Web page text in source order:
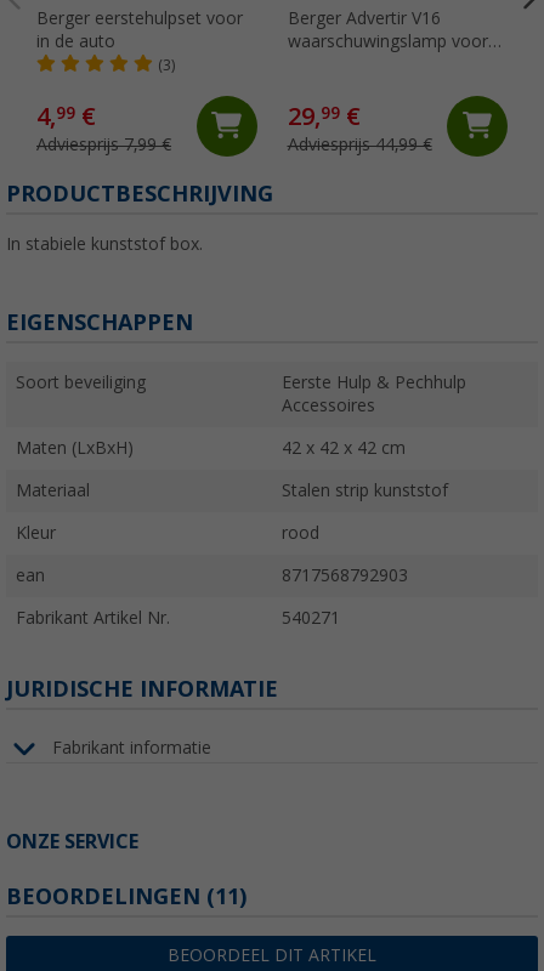
Berger eerstehulpset voor
in de auto
(3)
4,99 €
Adviesprijs 7,99 €
Berger Advertir V16
waarschuwingslamp voor
29,99€
Adviesprijs 44,99 €
PRODUCTBESCHRIJVING
In stabiele kunststof box.
EIGENSCHAPPEN
Soort beveiliging
Eerste Hulp & Pechhulp
Accessoires
Maten (LxBxH) 42 x 42 x 42 cm
Materiaal Stalen strip kunststof
Kleur rood
ean 8717568792903
Fabrikant Artikel Nr. 540271
JURIDISCHE INFORMATIE
Fabrikant informatie
ONZE SERVICE
BEOORDELINGEN (11)
BEOORDEEL DIT ARTIKEL